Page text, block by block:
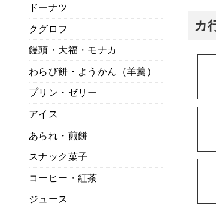
カ
ドーナツ
クグロフ
饅頭・大福・モナカ
わらび餅・ようかん（羊羹）
プリン・ゼリー
アイス
あられ・煎餅
スナック菓子
コーヒー・紅茶
ジュース